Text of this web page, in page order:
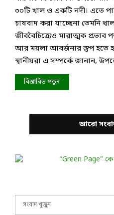
৩০টি খাল ও একটি নদী। এতে
চাষবাদ করা যাচ্ছেনা তেমনি
জীববৈচিত্র্যেও মারাত্মক
আর ময়লা আবর্জনার স্তুপ হতে
স্থানীয়রা এ সম্পর্কে জানান,
বিস্তারিত পড়ুন
আরো